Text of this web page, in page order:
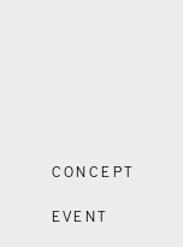
CONCEPT
EVENT